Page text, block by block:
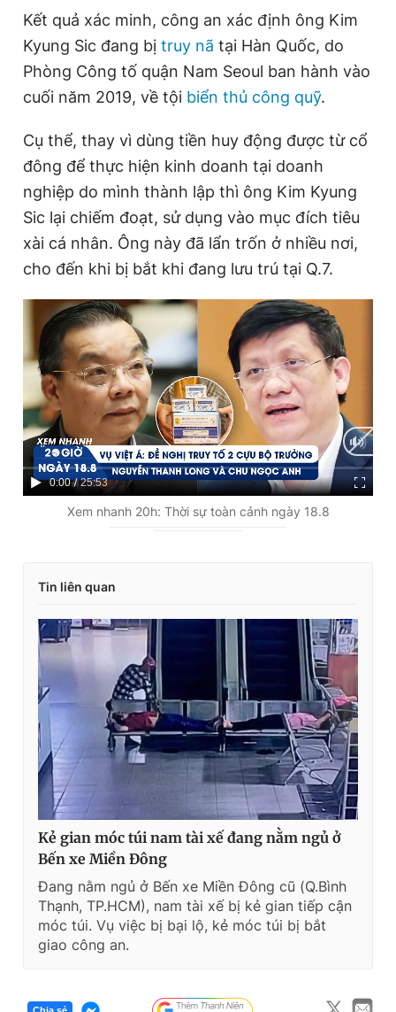
Kết quả xác minh, công an xác định ông Kim
Kyung Sic đang bị truy nã tại Hàn Quốc, do
Phòng Công tố quận Nam Seoul ban hành vào
cuối năm 2019, về tội biển thủ công quỹ.
Cụ thể, thay vì dùng tiền huy động được từ cổ
đông để thực hiện kinh doanh tại doanh
nghiệp do mình thành lập thì ông Kim Kyung
Sic lại chiếm đoạt, sử dụng vào mục đích tiêu
xài cá nhân. Ông này đã lẩn trốn ở nhiều nơi,
cho đến khi bị bắt khi đang lưu trú tại Q.7.
C
e
t
e
0:00 / D
u
t
25:53
Xem nhanh 20h: Thời sự toàn cảnh ngày 18.8
Tin liên quan
Kẻ gian móc túi nam tài xế đang nằm ngủ ở
Bến xe Miền Đông
Đang nằm ngủ ở Bến xe Miền Đông cũ (Q.Bình
Thạnh, TP.HCM), nam tài xế bị kẻ gian tiếp cận
móc túi. Vụ việc bị bại lộ, kẻ móc túi bị bắt
giao công an.